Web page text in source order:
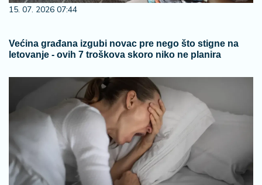
15. 07. 2026 07:44
Većina građana izgubi novac pre nego što stigne na
letovanje - ovih 7 troškova skoro niko ne planira